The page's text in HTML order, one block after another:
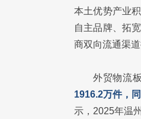
本土优势产业
自主品牌、拓
商双向流通渠
外贸物流
1916.2万件，
示，2025年温